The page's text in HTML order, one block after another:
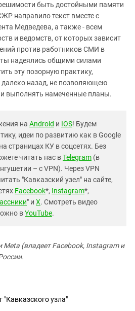
быть достойными памяти
направило текст вместе с
Медведева, а также - всем
и ведомств, от которых зависит
против работников СМИ в
надеялись общими силами
эту позорную практику,
назад, не позволяющею
выполнять намеченные планы.
на Android и IOS! Будем
идеи по развитию как в Google
страницах КУ в соцсетях. Без
читать нас вTelegram (в
– с VPN). Через VPN
"Кавказский узел" на сайте,
Facebook*, Instagram*,
" и X. Смотреть видео
вYouTube.
Meta (владеет Facebook, Instagram и
"Кавказского узла"